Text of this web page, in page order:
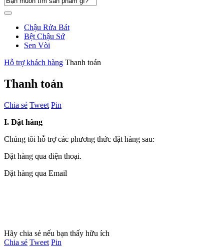
Chậu Rửa Bát
Bệt Chậu Sứ
Sen Vòi
Hỗ trợ khách hàng Thanh toán
Thanh toán
Chia sẻ Tweet Pin
I. Đặt hàng
Chúng tôi hỗ trợ các phương thức đặt hàng sau:
Đặt hàng qua điện thoại.
Đặt hàng qua Email
Hãy chia sẻ nếu bạn thấy hữu ích
Chia sẻ Tweet Pin